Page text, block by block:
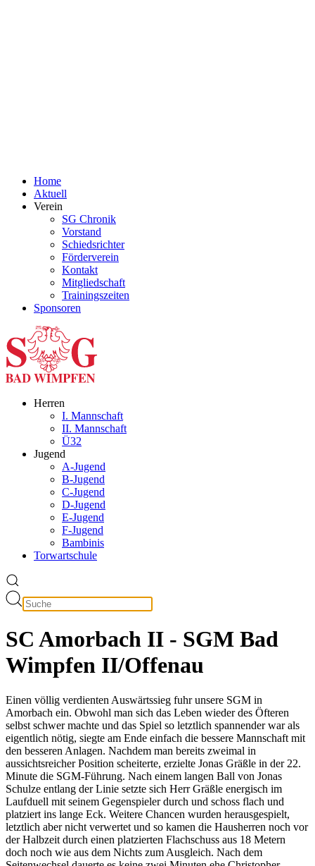
Home
Aktuell
Verein
SG Chronik
Vorstand
Schiedsrichter
Förderverein
Kontakt
Mitgliedschaft
Trainingszeiten
Sponsoren
Herren
I. Mannschaft
II. Mannschaft
Ü32
Jugend
A-Jugend
B-Jugend
C-Jugend
D-Jugend
E-Jugend
F-Jugend
Bambinis
Torwartschule
SC Amorbach II - SGM Bad
Wimpfen II/Offenau
Einen völlig verdienten Auswärtssieg fuhr unsere SGM in
Amorbach ein. Obwohl man sich das Leben wieder des Öfteren
selbst schwer machte und das Spiel so letztlich spannender war als
eigentlich nötig, siegte am Ende einfach die bessere Mannschaft mit
den besseren Anlagen. Nachdem man bereits zweimal in
aussichtsreicher Position scheiterte, erzielte Jonas Gräßle in der 22.
Minute die SGM-Führung. Nach einem langen Ball von Jonas
Schulze entlang der Linie setzte sich Herr Gräßle energisch im
Laufduell mit seinem Gegenspieler durch und schoss flach und
platziert ins lange Eck. Weitere Chancen wurden herausgespielt,
letztlich aber nicht verwertet und so kamen die Hausherren noch vor
der Halbzeit durch einen platzierten Flachschuss aus 18 Metern
doch noch wie aus dem Nichts zum Ausgleich. Nach dem